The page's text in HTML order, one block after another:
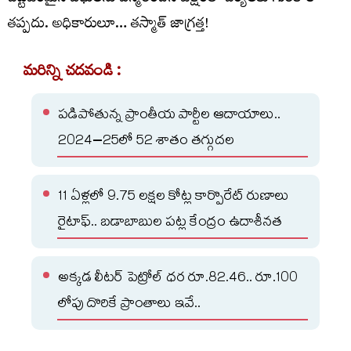
తప్పదు. అధికారులూ… తస్మాత్ జాగ్రత్త!
మరిన్ని చదవండి :
పడిపోతున్న ప్రాంతీయ పార్టీల ఆదాయాలు..
2024–25లో 52 శాతం తగ్గుదల
11 ఏళ్లలో 9.75 లక్షల కోట్ల కార్పొరేట్‌ రుణాలు
రైటాఫ్.. బడాబాబుల పట్ల కేంద్రం ఉదాశీనత
అక్కడ లీటర్ పెట్రోల్ ధర రూ.82.46.. రూ.100
లోపు దొరికే ప్రాంతాలు ఇవే..